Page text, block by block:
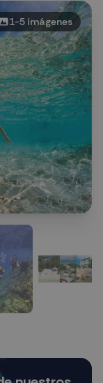
1-5 imágenes